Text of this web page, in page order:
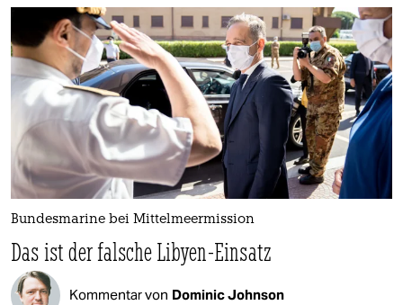
Bundesmarine bei Mittelmeermission
Das ist der falsche Libyen-Einsatz
Kommentar von Dominic Johnson